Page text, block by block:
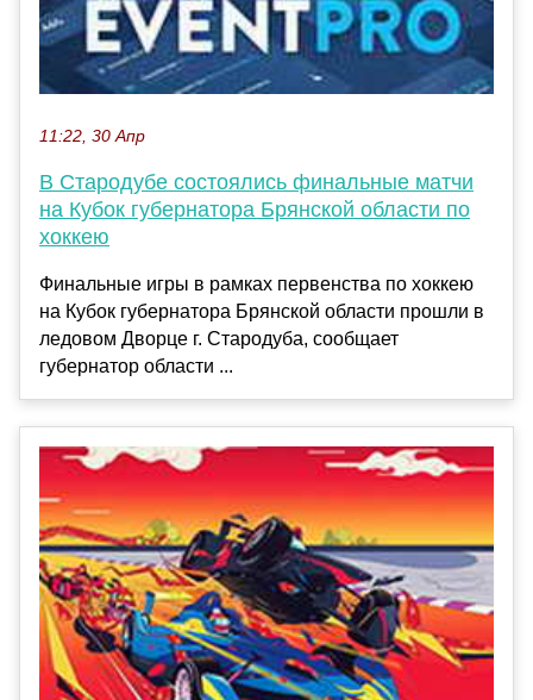
11:22, 30 Апр
В Стародубе состоялись финальные матчи
на Кубок губернатора Брянской области по
хоккею
Финальные игры в рамках первенства по хоккею
на Кубок губернатора Брянской области прошли в
ледовом Дворце г. Стародуба, сообщает
губернатор области ...